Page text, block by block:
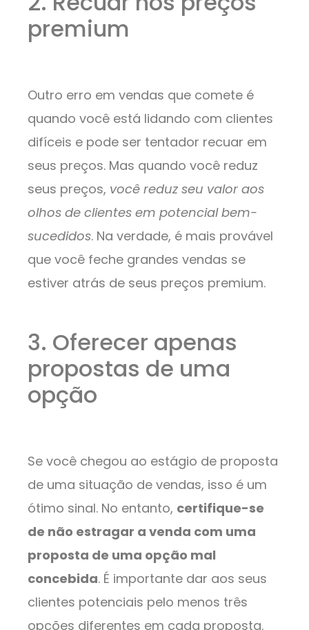
premium
Outro erro em vendas que comete é
quando você está lidando com clientes
difíceis e pode ser tentador recuar em
seus preços. Mas quando você reduz
seus preços, você reduz seu valor aos
olhos de clientes em potencial bem-
sucedidos. Na verdade, é mais provável
que você feche grandes vendas se
estiver atrás de seus preços premium.
3. Oferecer apenas
propostas de uma
opção
Se você chegou ao estágio de proposta
de uma situação de vendas, isso é um
ótimo sinal. No entanto, certifique-se
de não estragar a venda com uma
proposta de uma opção mal
concebida. É importante dar aos seus
clientes potenciais pelo menos três
opções diferentes em cada proposta.